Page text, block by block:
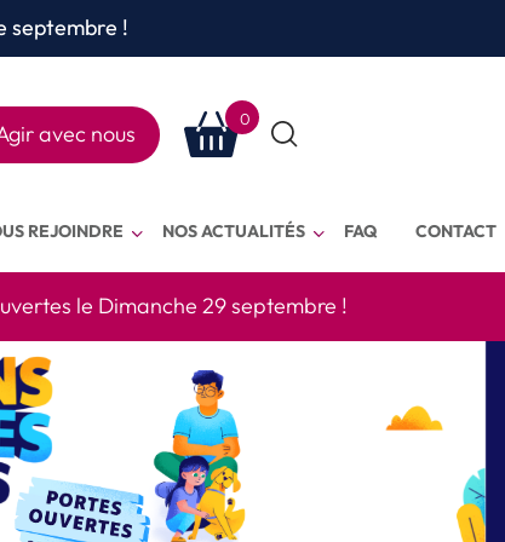
septembre !
avec nous
0
Rechercher
REJOINDRE NOS ACTUALITÉS FAQ CONTACT
le Dimanche 29 septembre !